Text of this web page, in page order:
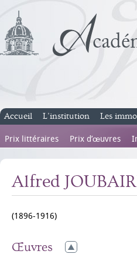
Accueil L’institution Les
Prix littéraires Prix d’œuvres
Alfred
(1896-1916)
Œuvres